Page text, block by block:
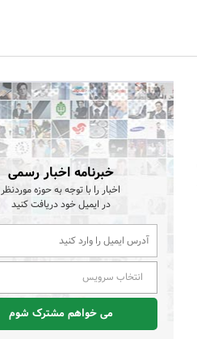
خبرنامه اخبار رسمی
اخبار را با توجه به حوزه موردنظر
در ایمیل خود دریافت کنید
انتخاب سرویس
می خواهم مشترک شوم